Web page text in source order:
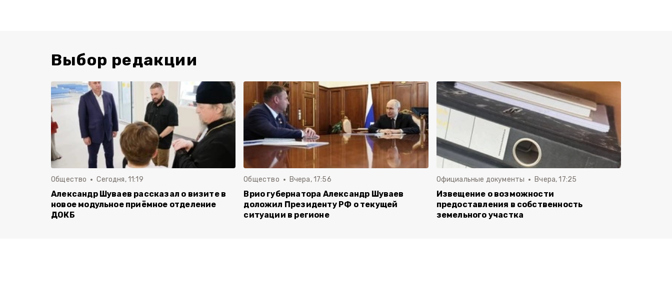
Выбор редакции
Общество Сегодня, 11:19
Александр Шуваев рассказал о визите в
новое модульное приёмное отделение
ДОКБ
Общество Вчера, 17:56
Врио губернатора Александр Шуваев
доложил Президенту РФ о текущей
ситуации в регионе
Официальные документы Вчера, 17:25
Извещение о возможности
предоставления в собственность
земельного участка